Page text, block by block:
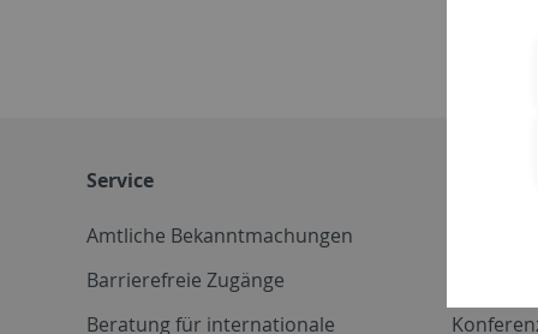
Service
Amtliche Bekanntmachungen
Barrierefreie Zugänge
Beratung für internationale